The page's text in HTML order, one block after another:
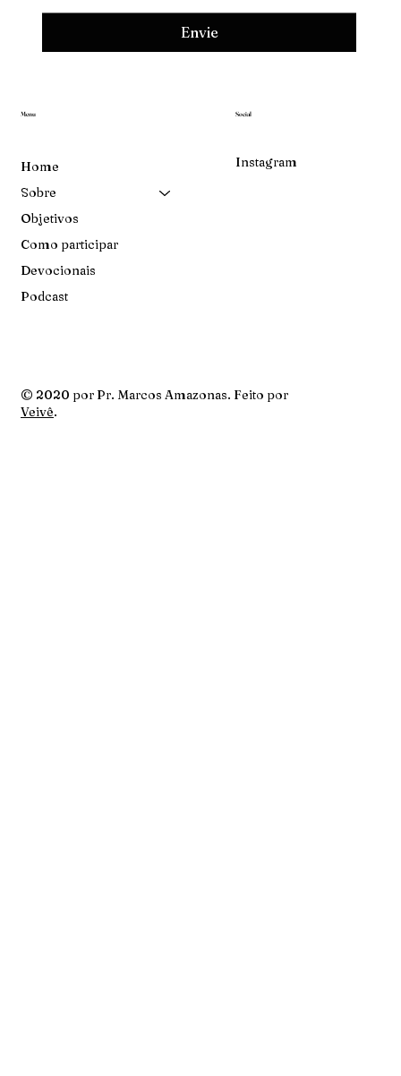
Menu
Home
Sobre
Objetivos
Como participar
Devocionais
Podcast
Social
Instagram
Envie
© 2020 por Pr. Marcos Amazonas. Feito por
Veivê.